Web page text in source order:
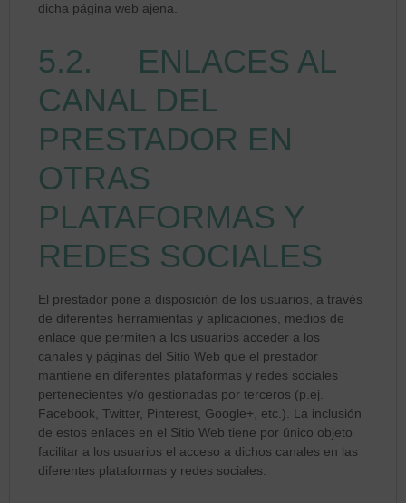
dicha página web ajena.
5.2. ENLACES AL
CANAL DEL
PRESTADOR EN
OTRAS
PLATAFORMAS Y
REDES SOCIALES
El prestador pone a disposición de los usuarios, a través
de diferentes herramientas y aplicaciones, medios de
enlace que permiten a los usuarios acceder a los
canales y páginas del Sitio Web que el prestador
mantiene en diferentes plataformas y redes sociales
pertenecientes y/o gestionadas por terceros (p.ej.
Facebook, Twitter, Pinterest, Google+, etc.). La inclusión
de estos enlaces en el Sitio Web tiene por único objeto
facilitar a los usuarios el acceso a dichos canales en las
diferentes plataformas y redes sociales.